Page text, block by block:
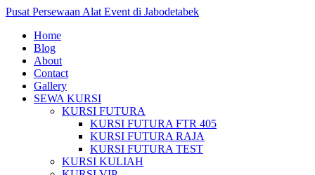
Pusat Persewaan Alat Event di Jabodetabek
Home
Blog
About
Contact
Gallery
SEWA KURSI
KURSI FUTURA
KURSI FUTURA FTR 405
KURSI FUTURA RAJA
KURSI FUTURA TEST
KURSI KULIAH